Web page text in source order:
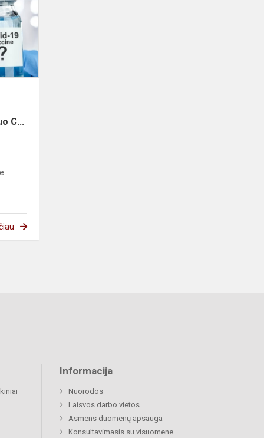
abiturientų
C...
Informacija
Nuorodos
Laisvos darbo vietos
Asmens duomenų apsauga
Konsultavimasis su visuomene